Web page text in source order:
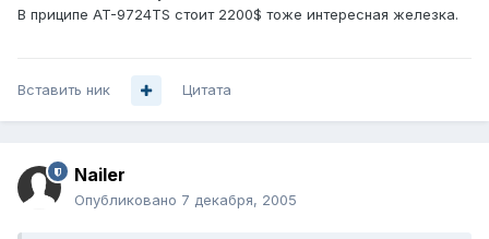
В приципе AT-9724TS стоит 2200$ тоже интересная железка.
Вставить ник Цитата
Nailer
Опубликовано 7 декабря, 2005